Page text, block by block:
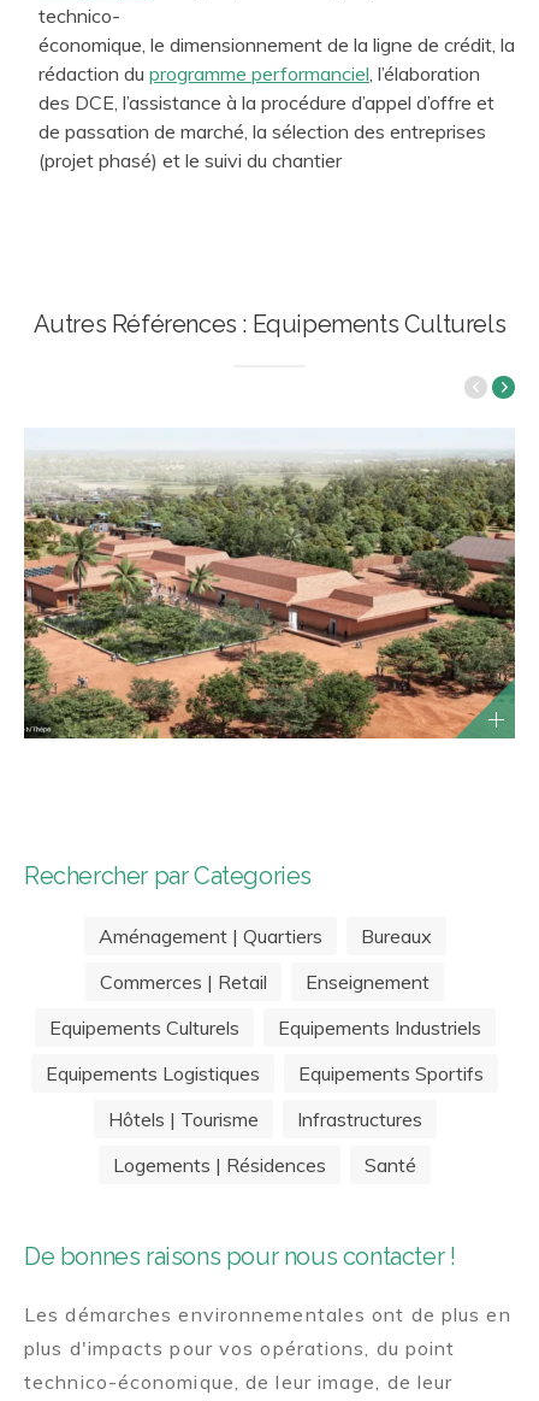
technico-
économique, le dimensionnement de la ligne de crédit, la
rédaction du programme performanciel , l’élaboration
des DCE, l’assistance à la procédure d’appel d’offre et
de passation de marché, la sélection des entreprises
(projet phasé) et le suivi du chantier
Autres Références : Equipements Culturels
Rechercher par Categories
Aménagement | Quartiers
Bureaux
Commerces | Retail
Enseignement
Equipements Culturels
Equipements Industriels
Equipements Logistiques
Equipements Sportifs
Hôtels | Tourisme
Infrastructures
Logements | Résidences
Santé
De bonnes raisons pour nous contacter !
Les démarches environnementales ont de plus en
plus d'impacts pour vos opérations, du point
technico-économique, de leur image, de leur